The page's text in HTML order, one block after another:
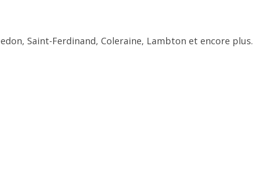
Saint-Ferdinand, Coleraine, Lambton et encore plus.